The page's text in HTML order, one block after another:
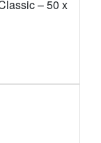
– 50 x